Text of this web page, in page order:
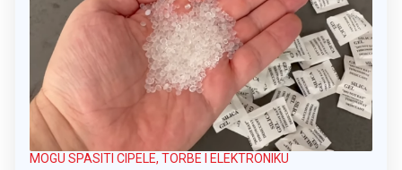
MOGU SPASITI CIPELE, TORBE I ELEKTRONIKU